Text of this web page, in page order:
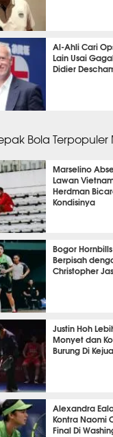
27 detik lalu
Al-Ahli Cari
Lain Usai
Didier
Bola
Marselino
Lawan
Herdman
Kondisinya
Bogor
Berpisah
Christopher
Justin Hoh
Monyet dan
Burung Di
Alexandra
Kontra Naomi
Final Di